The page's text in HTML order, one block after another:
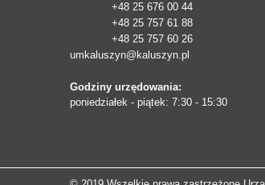
+48 25 676 00 44
+48 25 757 61 88
+48 25 757 60 26
umkaluszyn@kaluszyn.pl
Godziny urzędowania:
poniedziałek - piątek: 7:30 - 15:30